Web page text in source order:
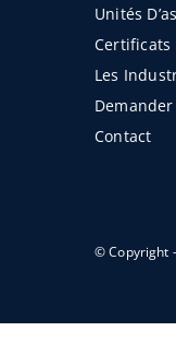
Unités
Certificats
Les
Contact
© Copyright